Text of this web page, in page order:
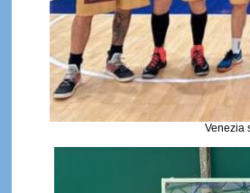
Venezia